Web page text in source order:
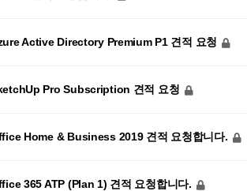
Active Directory Premium P1 견적 요청
Pro Subscription 견적 요청
Home & Business 2019 견적 요청합니다.
365 ATP (Plan 1) 견적 요청합니다.